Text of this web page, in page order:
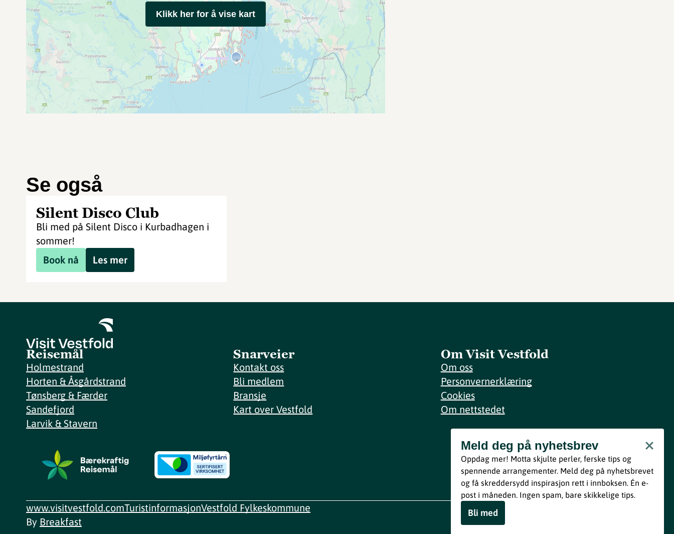
Klikk her for å vise kart
Se også
Silent Disco Club
Bli med på Silent Disco i Kurbadhagen i
sommer!
Book nå
Les mer
Reisemål
Holmestrand
Horten & Åsgårdstrand
Tønsberg & Færder
Sandefjord
Larvik & Stavern
Snarveier
Kontakt oss
Bli medlem
Bransje
Kart over Vestfold
Om Visit Vestfold
Om oss
Personvernerklæring
Cookies
Om nettstedet
Meld deg på nyhetsbrev
Bli med
Ved å melde deg inn godtar du våre vilkår i henhold til vår
personvernerklæring.
Meld deg på nyhetsbrev
Oppdag mer! Motta skjulte perler, ferske tips og
spennende arrangementer. Meld deg på nyhetsbrevet
og få skreddersydd inspirasjon rett i innboksen. Én e-
post i måneden. Ingen spam, bare skikkelige tips.
Bli med
www.visitvestfold.comTuristinformasjonVestfold Fylkeskommune
By Breakfast